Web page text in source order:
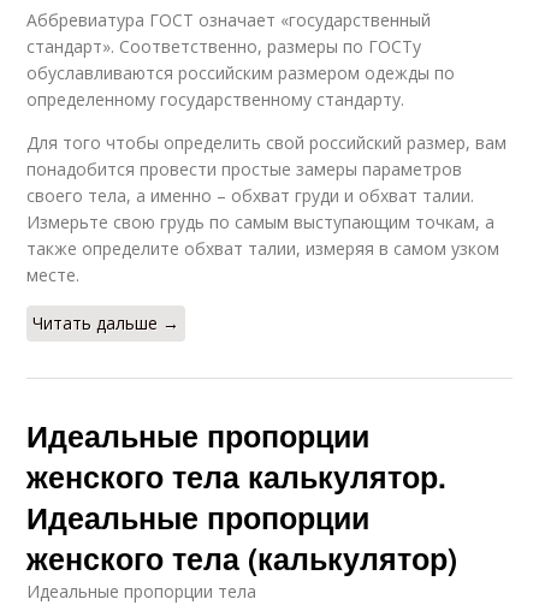
Аббревиатура ГОСТ означает «государственный
стандарт». Соответственно, размеры по ГОСТу
обуславливаются российским размером одежды по
определенному государственному стандарту.
Для того чтобы определить свой российский размер, вам
понадобится провести простые замеры параметров
своего тела, а именно – обхват груди и обхват талии.
Измерьте свою грудь по самым выступающим точкам, а
также определите обхват талии, измеряя в самом узком
месте.
Читать дальше →
Идеальные пропорции
женского тела калькулятор.
Идеальные пропорции
женского тела (калькулятор)
Идеальные пропорции тела